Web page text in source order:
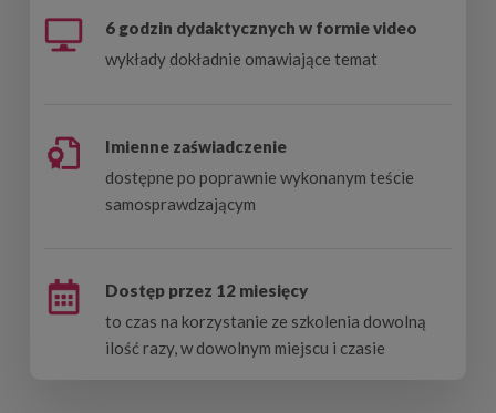
6 godzin dydaktycznych w formie video
wykłady dokładnie omawiające temat
Imienne zaświadczenie
dostępne po poprawnie wykonanym teście
samosprawdzającym
Dostęp przez 12 miesięcy
to czas na korzystanie ze szkolenia dowolną
ilość razy, w dowolnym miejscu i czasie